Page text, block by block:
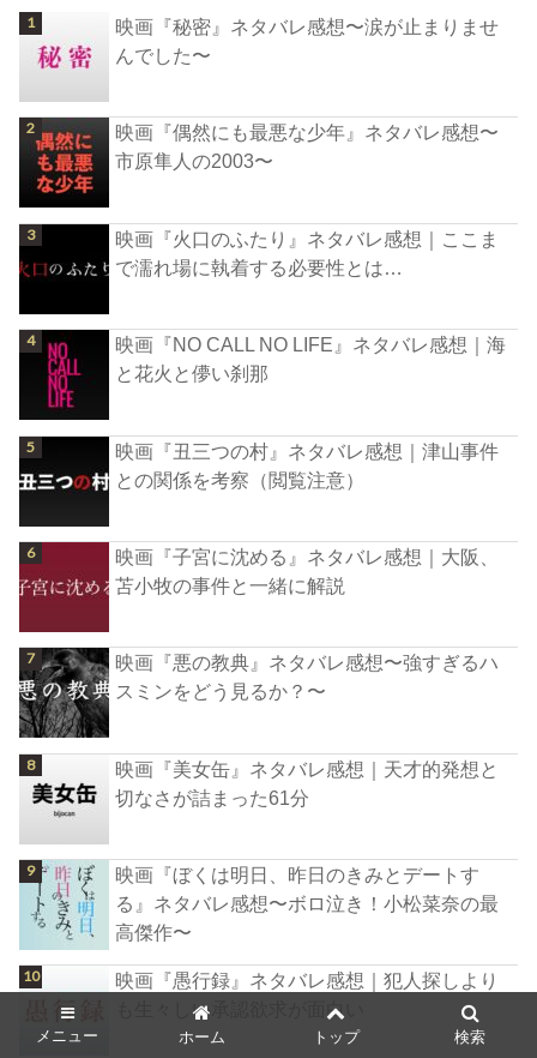
映画『秘密』ネタバレ感想〜涙が止まりませ
んでした〜
映画『偶然にも最悪な少年』ネタバレ感想〜
市原隼人の2003〜
映画『火口のふたり』ネタバレ感想｜ここま
で濡れ場に執着する必要性とは…
映画『NO CALL NO LIFE』ネタバレ感想｜海
と花火と儚い刹那
映画『丑三つの村』ネタバレ感想｜津山事件
との関係を考察（閲覧注意）
映画『子宮に沈める』ネタバレ感想｜大阪、
苫小牧の事件と一緒に解説
映画『悪の教典』ネタバレ感想〜強すぎるハ
スミンをどう見るか？〜
映画『美女缶』ネタバレ感想｜天才的発想と
切なさが詰まった61分
映画『ぼくは明日、昨日のきみとデートす
る』ネタバレ感想〜ボロ泣き！小松菜奈の最
高傑作〜
映画『愚行録』ネタバレ感想｜犯人探しより
も生々しい承認欲求が面白い
メニュー ホーム トップ 検索